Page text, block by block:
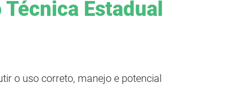
Estadual
o uso correto, manejo e potencial